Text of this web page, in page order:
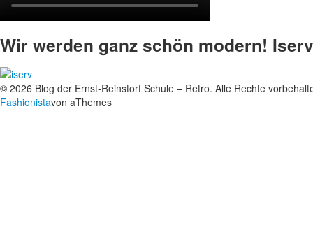
Wir werden ganz schön modern!
© 2026 Blog der Ernst-Reinstorf Schule – Retro. Alle Rechte
Fashionistavon aThemes